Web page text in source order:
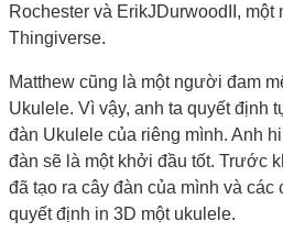
Rochester và ErikJDurwoodII,
Thingiverse.
Matthew cũng là một người đam
Ukulele. Vì vậy, anh ta quyết định
đàn Ukulele của riêng mình. Anh
đàn sẽ là một khởi đầu tốt. Trước
đã tạo ra cây đàn của mình và
quyết định in 3D một ukulele.